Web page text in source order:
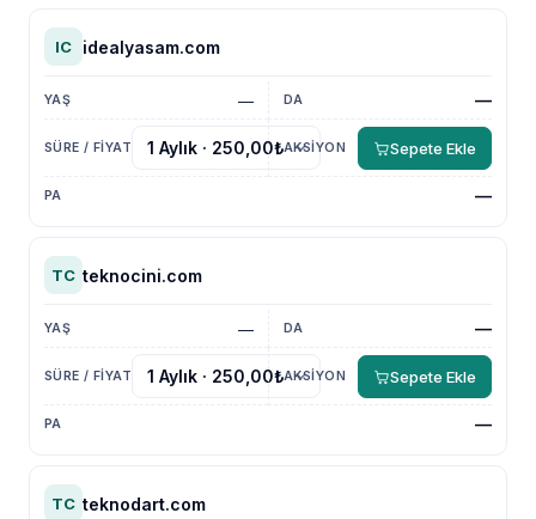
IC idealyasam.com
— —
—
Sepete Ekle
TC teknocini.com
— —
—
Sepete Ekle
TC teknodart.com